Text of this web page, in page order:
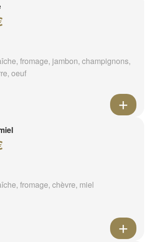
fromage, jambon, champignons,
oeuf
fromage, chèvre, miel